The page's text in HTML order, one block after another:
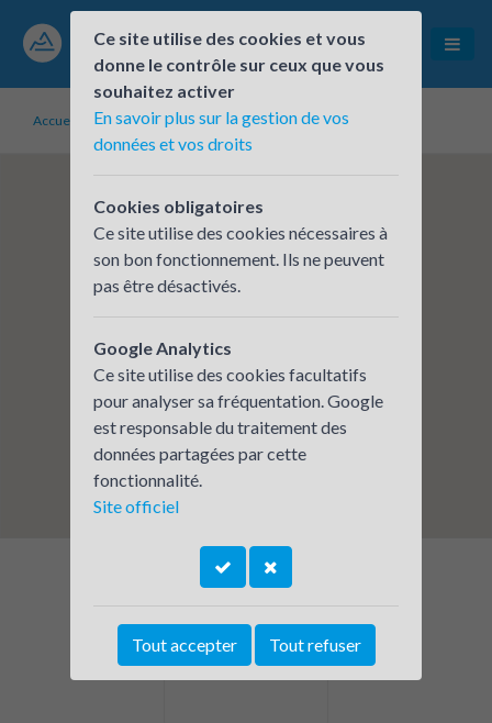
Accueil Établissements inscrits ANDERLAINE Moûtiers
Ce site utilise des cookies et vous
donne le contrôle sur ceux que vous
souhaitez activer
En savoir plus sur la gestion de vos
données et vos droits
Cookies obligatoires
Ce site utilise des cookies nécessaires à
son bon fonctionnement. Ils ne peuvent
pas être désactivés.
Google Analytics
Ce site utilise des cookies facultatifs
pour analyser sa fréquentation. Google
est responsable du traitement des
données partagées par cette
fonctionnalité.
Site officiel
Tout accepter Tout refuser